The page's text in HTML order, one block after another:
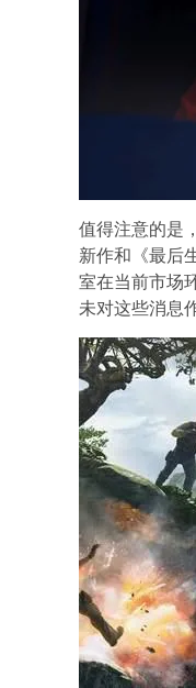
值得注意的是
新作和《最后
室在当前市场
未对这些消息